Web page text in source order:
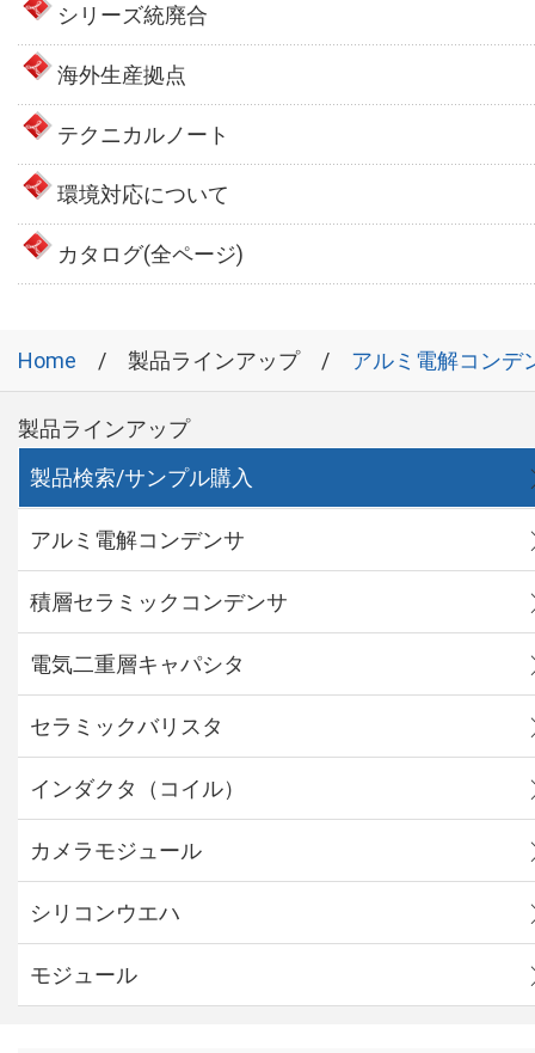
シリーズ統廃合
海外生産拠点
テクニカルノート
環境対応について
カタログ(全ページ)
Home 製品ラインアップ アルミ電解コンデ
製品ラインアップ
製品検索/サンプル購入
アルミ電解コンデンサ
積層セラミックコンデンサ
電気二重層キャパシタ
セラミックバリスタ
インダクタ（コイル）
カメラモジュール
シリコンウエハ
モジュール